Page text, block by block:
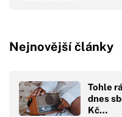
Nejnovější články
Tohle
dnes
Kč…